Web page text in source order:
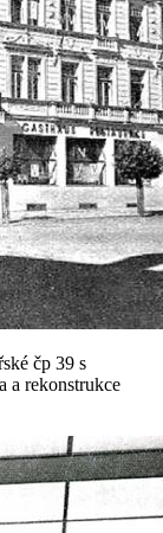
čp 39 s
a rekonstrukce